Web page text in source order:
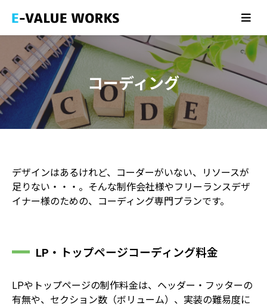
ホーム
アバウト
ABOUT
制作実績
WORK
サービス
SERVICE
お問い合わせ
CONTACT
コーディング
デザインはあるけれど、コーダーがいない、リソースが
足りない・・・。そんな制作会社様やフリーランスデザ
イナー様のための、コーディング専門プランです。
LP・トップページコーディング料金
LPやトップページの制作料金は、ヘッダー・フッターの
有無や、セクション数（ボリューム）、実装の難易度に